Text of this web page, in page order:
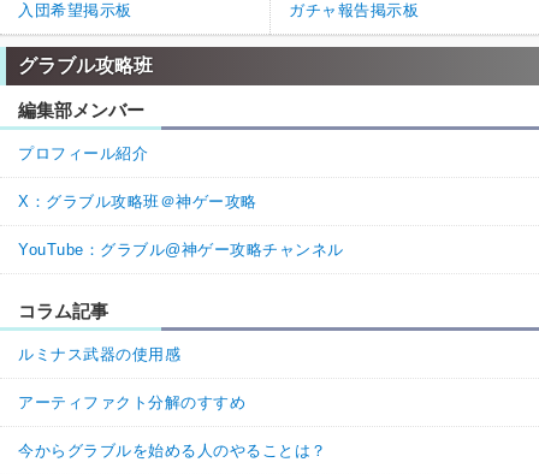
入団希望掲示板 ガチャ報告掲示板
グラブル攻略班
編集部メンバー
プロフィール紹介
X：グラブル攻略班＠神ゲー攻略
YouTube：グラブル@神ゲー攻略チャンネル
コラム記事
ルミナス武器の使用感
アーティファクト分解のすすめ
今からグラブルを始める人のやることは？